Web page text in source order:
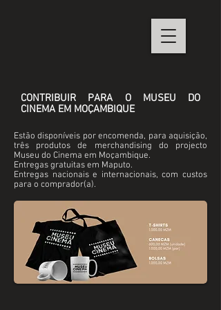
CONTRIBUIR PARA O MUSEU DO
CINEMA EM MOÇAMBIQUE
Estão disponíveis por encomenda, para aquisição,
três produtos de merchandising do projecto
Museu do Cinema em Moçambique.
Entregas gratuitas em Maputo.
Entregas nacionais e internacionais, com custos
para o comprador(a).